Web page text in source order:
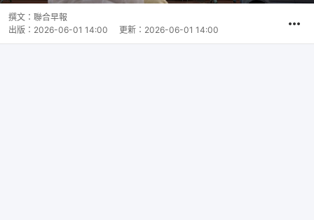
撰文： 聯合早報
出版： 2026-06-01 14:00 更新： 2026-06-01 14:00